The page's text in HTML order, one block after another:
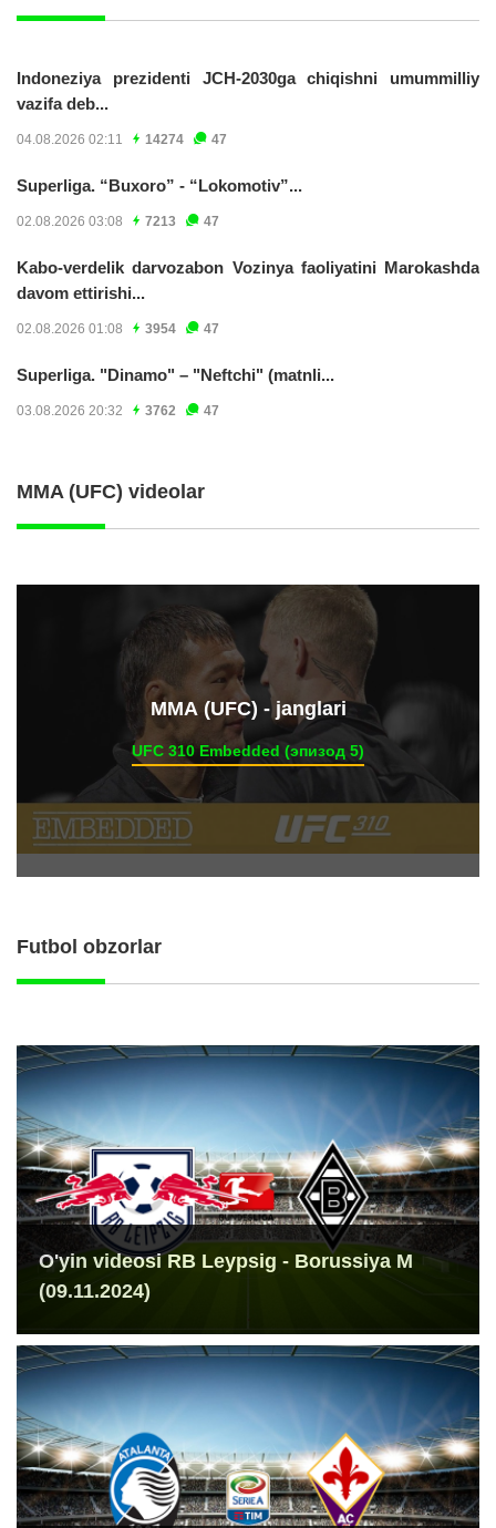
Indoneziya prezidenti JCH-2030ga chiqishni umummilliy
vazifa deb...
04.08.2026 02:11 14274 47
Superliga. “Buxoro” - “Lokomotiv”...
02.08.2026 03:08 7213 47
Kabo-verdelik darvozabon Vozinya faoliyatini Marokashda
davom ettirishi...
02.08.2026 01:08 3954 47
Superliga. "Dinamo" – "Neftchi" (matnli...
03.08.2026 20:32 3762 47
MMA (UFC) videolar
ММА (UFC) - janglari
UFC 310 Embedded (эпизод 5)
Futbol obzorlar
O'yin videosi RB Leypsig - Borussiya M
(09.11.2024)